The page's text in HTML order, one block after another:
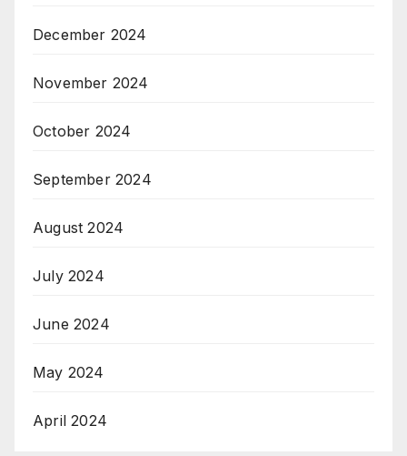
December 2024
November 2024
October 2024
September 2024
August 2024
July 2024
June 2024
May 2024
April 2024